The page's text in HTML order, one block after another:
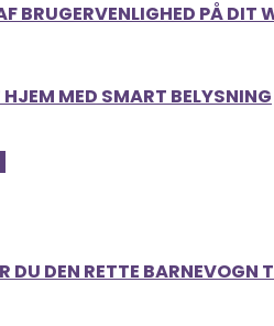
BRUGERVENLIGHED PÅ DIT
MED SMART BELYSNING
DU DEN RETTE BARNEVOGN